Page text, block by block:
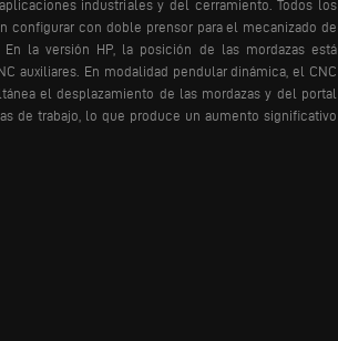
industriales y del cerramiento. Todos los
configurar con doble prensor para el mecanizado de
la versión HP, la posición de las mordazas está
auxiliares. En modalidad pendular dinámica, el CNC
el desplazamiento de las mordazas y del portal
de trabajo, lo que produce un aumento significativo